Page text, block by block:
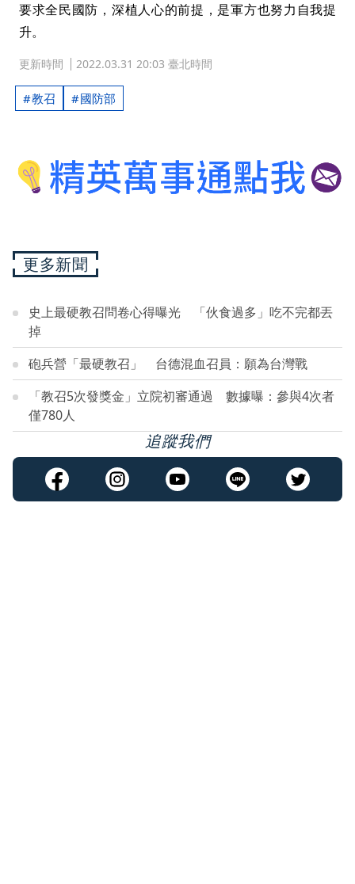
要求全民國防，深植人心的前提，是軍方也努力自我提
升。
更新時間 2022.03.31 20:03 臺北時間
教召 國防部
更多新聞
史上最硬教召問卷心得曝光 「伙食過多」吃不完都丟
掉
砲兵營「最硬教召」 台德混血召員：願為台灣戰
「教召5次發獎金」立院初審通過 數據曝：參與4次者
僅780人
追蹤我們